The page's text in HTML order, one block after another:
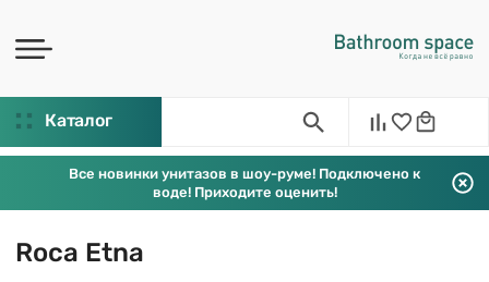
Каталог
Все новинки унитазов в шоу-руме! Подключено к
воде! Приходите оценить!
Roca Etna